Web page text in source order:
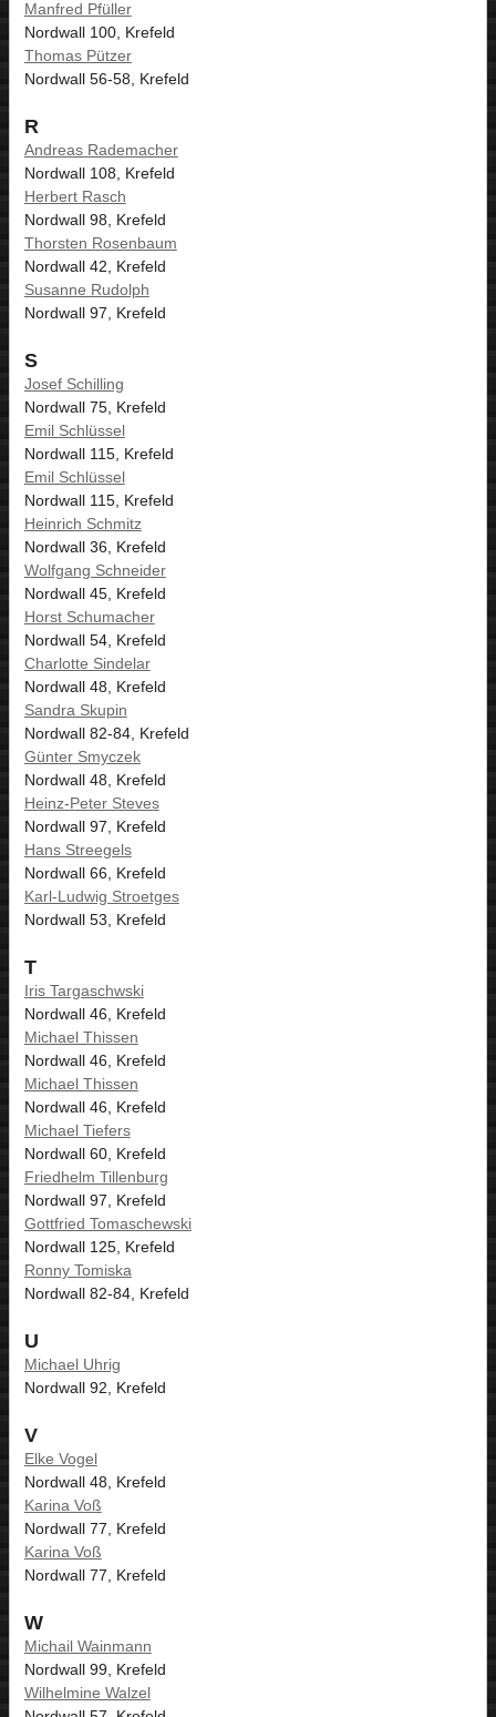
Manfred Pfüller
Nordwall 100, Krefeld
Thomas Pützer
Nordwall 56-58, Krefeld
R
Andreas Rademacher
Nordwall 108, Krefeld
Herbert Rasch
Nordwall 98, Krefeld
Thorsten Rosenbaum
Nordwall 42, Krefeld
Susanne Rudolph
Nordwall 97, Krefeld
S
Josef Schilling
Nordwall 75, Krefeld
Emil Schlüssel
Nordwall 115, Krefeld
Emil Schlüssel
Nordwall 115, Krefeld
Heinrich Schmitz
Nordwall 36, Krefeld
Wolfgang Schneider
Nordwall 45, Krefeld
Horst Schumacher
Nordwall 54, Krefeld
Charlotte Sindelar
Nordwall 48, Krefeld
Sandra Skupin
Nordwall 82-84, Krefeld
Günter Smyczek
Nordwall 48, Krefeld
Heinz-Peter Steves
Nordwall 97, Krefeld
Hans Streegels
Nordwall 66, Krefeld
Karl-Ludwig Stroetges
Nordwall 53, Krefeld
T
Iris Targaschwski
Nordwall 46, Krefeld
Michael Thissen
Nordwall 46, Krefeld
Michael Thissen
Nordwall 46, Krefeld
Michael Tiefers
Nordwall 60, Krefeld
Friedhelm Tillenburg
Nordwall 97, Krefeld
Gottfried Tomaschewski
Nordwall 125, Krefeld
Ronny Tomiska
Nordwall 82-84, Krefeld
U
Michael Uhrig
Nordwall 92, Krefeld
V
Elke Vogel
Nordwall 48, Krefeld
Karina Voß
Nordwall 77, Krefeld
Karina Voß
Nordwall 77, Krefeld
W
Michail Wainmann
Nordwall 99, Krefeld
Wilhelmine Walzel